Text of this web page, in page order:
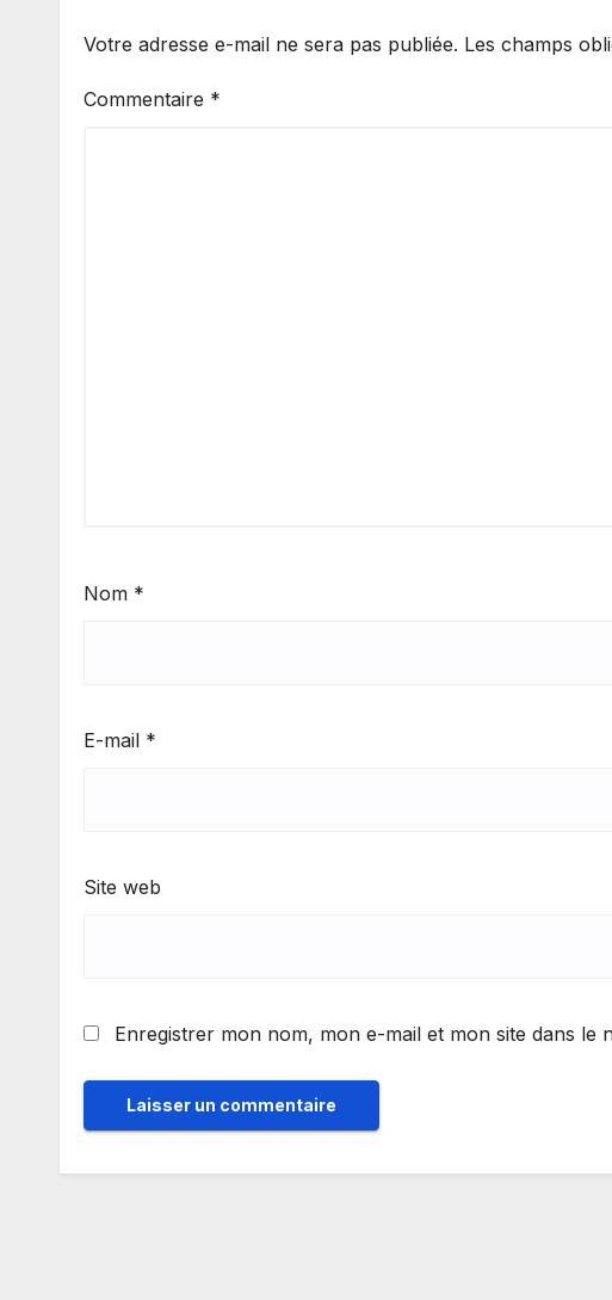
Votre adresse e-mail ne sera pas publiée. Les champs
Commentaire *
Nom *
E-mail *
Site web
Enregistrer mon nom, mon e-mail et mon site dans